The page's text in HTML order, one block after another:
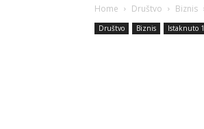
Home Društvo Biznis
Društvo Biznis Istaknuto 1